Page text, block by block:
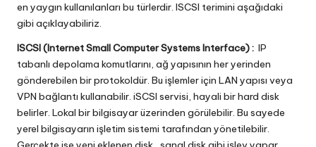
en yaygın kullanılanları bu türlerdir. ISCSI terimini aşağıdaki
gibi açıklayabiliriz.
ISCSI (Internet Small Computer Systems Interface) : IP
tabanlı depolama komutlarını, ağ yapısının her yerinden
gönderebilen bir protokoldür. Bu işlemler için LAN yapısı veya
VPN bağlantı kullanabilir. iSCSI servisi, hayali bir hard disk
belirler. Lokal bir bilgisayar üzerinden görülebilir. Bu sayede
yerel bilgisayarın işletim sistemi tarafından yönetilebilir.